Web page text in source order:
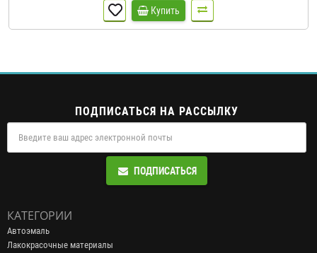
Купить
ПОДПИСАТЬСЯ НА РАССЫЛКУ
ПОДПИСАТЬСЯ
КАТЕГОРИИ
Автоэмаль
Лакокрасочные материалы